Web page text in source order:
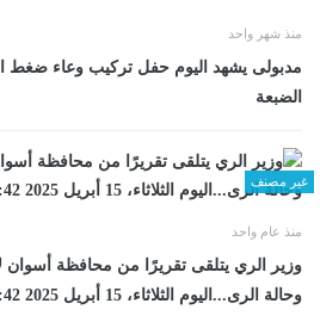
منذ شهر واحد
مدبولى يشهد اليوم حفل تركيب وعاء ضغط
الضبعة
غير مصنف
منذ عام واحد
وزير الري يتلقى تقريرًا من محافظة أسوان
وحالة الرى...اليوم الثلاثاء، 15 أبريل 2025 09:42 صـ منذ 37 دقيقة